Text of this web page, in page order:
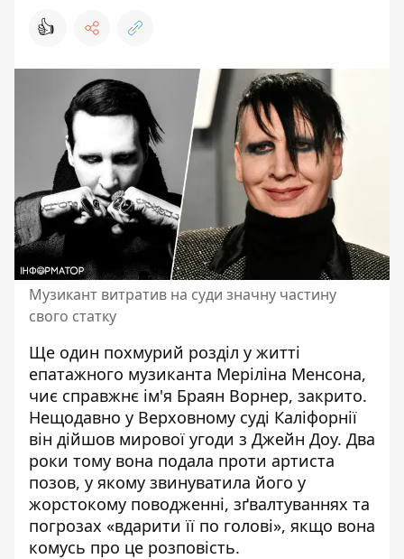
👍
Музикант витратив на суди значну частину
свого статку
Ще один похмурий розділ у житті
епатажного музиканта Меріліна Менсона,
чиє справжнє ім'я Браян Ворнер, закрито.
Нещодавно у Верховному суді Каліфорнії
він дійшов мирової угоди з Джейн Доу. Два
роки тому вона подала проти артиста
позов, у якому звинуватила його у
жорстокому поводженні, зґвалтуваннях та
погрозах «вдарити її по голові», якщо вона
комусь про це розповість.